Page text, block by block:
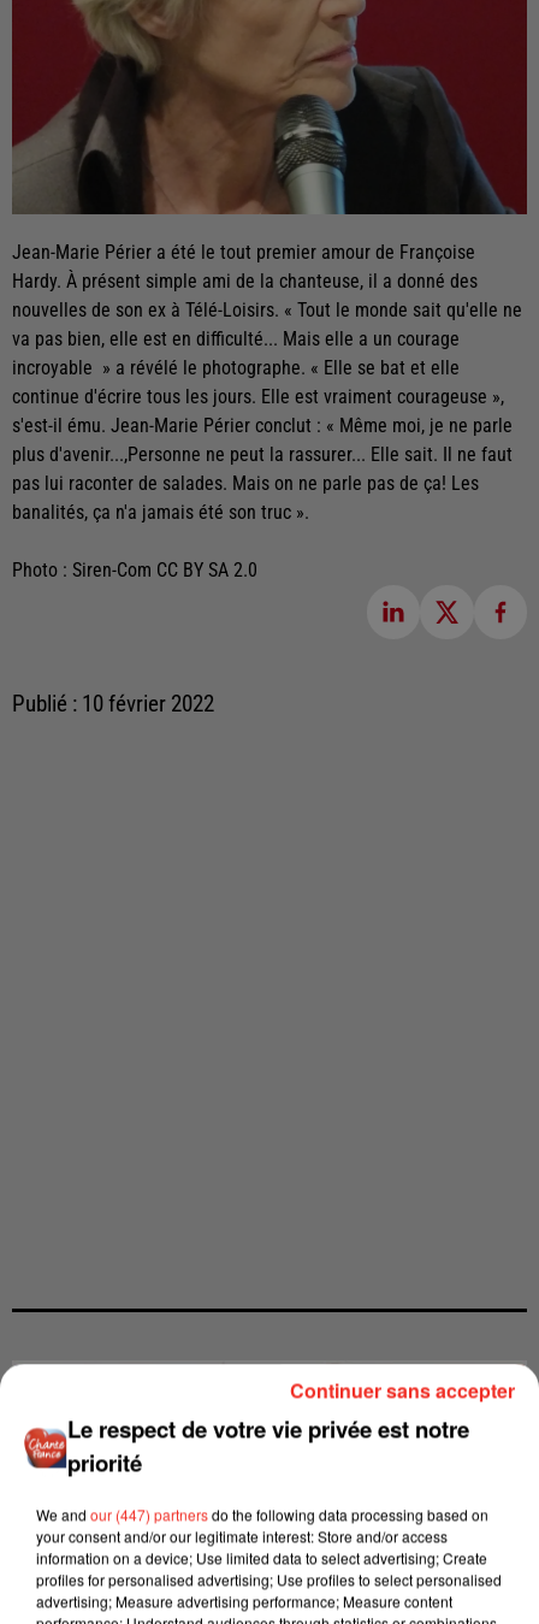
Jean-Marie Périer a été le tout premier amour de Françoise
Hardy. À présent simple ami de la chanteuse, il a donné des
nouvelles de son ex à Télé-Loisirs. « Tout le monde sait qu'elle ne
va pas bien, elle est en difficulté... Mais elle a un courage
incroyable » a révélé le photographe. « Elle se bat et elle
continue d'écrire tous les jours. Elle est vraiment courageuse »,
s'est-il ému. Jean-Marie Périer conclut : « Même moi, je ne parle
plus d'avenir...,Personne ne peut la rassurer... Elle sait. Il ne faut
pas lui raconter de salades. Mais on ne parle pas de ça! Les
banalités, ça n'a jamais été son truc ».
Photo : Siren-Com CC BY SA 2.0
Publié : 10 février 2022
Le respect de votre vie privée est notre
priorité
We and our (447) partnersdo the following data processing based on
your consent and/or our legitimate interest: Store and/or access
information on a device; Use limited data to select advertising; Create
profiles for personalised advertising; Use profiles to select personalised
advertising; Measure advertising performance; Measure content
Continuer sans accepter